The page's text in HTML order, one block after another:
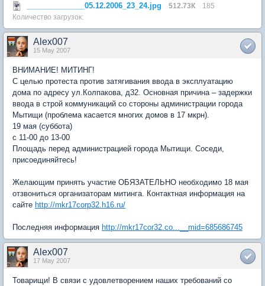
______________05.12.2006_23_24.jpg 512.73К
185
Количество загрузок:
Alex007
15 May 2007
ВНИМАНИЕ! МИТИНГ!
С целью протеста против затягивания ввода в эксплуатацию
дома по адресу ул.Колпакова, д32. Основная причина – задержки
ввода в строй коммуникаций со стороны администрации города
Мытищи (проблема касается многих домов в 17 мкрн).
19 мая (суббота)
с 11-00 до 13-00
Площадь перед администрацией города Мытищи. Соседи,
присоединяйтесь!
Желающим принять участие ОБЯЗАТЕЛЬНО необходимо 18 мая
отзвониться организаторам митинга. Контактная информация на
сайте http://mkr17corp32.h16.ru/
Последняя информация http://mkr17cor32.co...__mid=685686745
Alex007
17 May 2007
Товарищи! В связи с удовлетворением наших требований со